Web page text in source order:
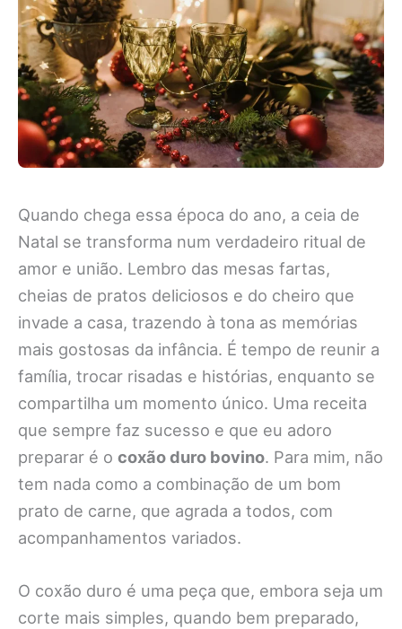
Quando chega essa época do ano, a ceia de
Natal se transforma num verdadeiro ritual de
amor e união. Lembro das mesas fartas,
cheias de pratos deliciosos e do cheiro que
invade a casa, trazendo à tona as memórias
mais gostosas da infância. É tempo de reunir a
família, trocar risadas e histórias, enquanto se
compartilha um momento único. Uma receita
que sempre faz sucesso e que eu adoro
preparar é o coxão duro bovino. Para mim, não
tem nada como a combinação de um bom
prato de carne, que agrada a todos, com
acompanhamentos variados.
O coxão duro é uma peça que, embora seja um
corte mais simples, quando bem preparado,